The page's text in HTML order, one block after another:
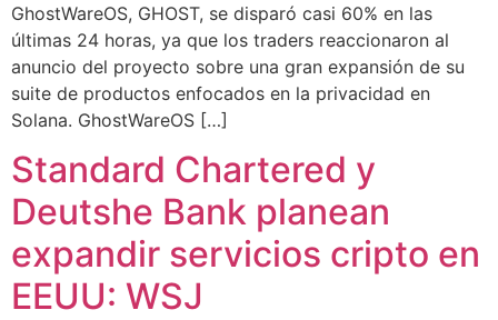
GhostWareOS, GHOST, se disparó casi 60% en las
últimas 24 horas, ya que los traders reaccionaron al
anuncio del proyecto sobre una gran expansión de su
suite de productos enfocados en la privacidad en
Solana. GhostWareOS […]
Standard Chartered y
Deutshe Bank planean
expandir servicios cripto en
EEUU: WSJ